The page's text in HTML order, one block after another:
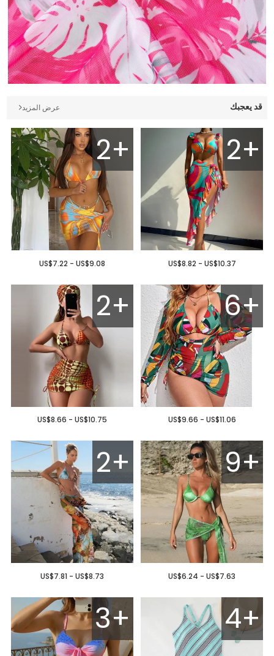
قد يعجبك عرض المزيد
2+
US$8.82 - US$10.37
2+
US$7.22 - US$9.08
6+
US$9.66 - US$11.06
2+
US$8.66 - US$10.75
9+
US$6.24 - US$7.63
2+
US$7.81 - US$8.73
4+
3+